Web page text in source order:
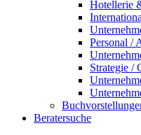
Hotellerie
Personal /
Strategie /
Beratersuche